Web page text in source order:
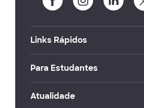
Links Rápidos
Para Estudantes
Atualidade